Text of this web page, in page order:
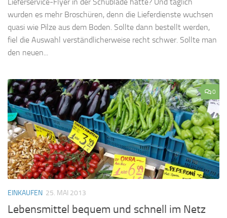
wurden es mehr Broschüren, denn die Lieferdienste wuchsen
quasi wie Pilze aus dem Boden. Sollte dann bestellt werden,
fiel die Auswahl verständlicherweise recht schwer. Sollte man
den neuen...
0
EINKAUFEN 25. MAI 2013
Lebensmittel bequem und schnell im Netz